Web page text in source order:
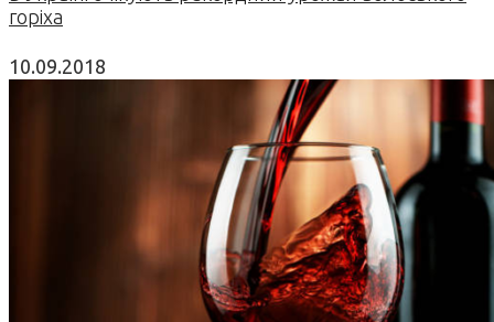
горіха
10.09.2018